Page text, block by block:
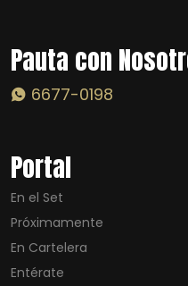
Pauta con
6677-0198
Portal
En el Set
Próximamente
En Cartelera
Entérate